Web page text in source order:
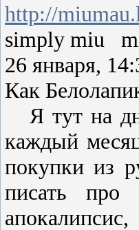
http://
simply miu
26 января,
Как
Я тут на
каждый
покупки из
писать про